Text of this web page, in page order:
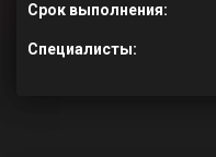
Срок выполнения:
Специалисты: